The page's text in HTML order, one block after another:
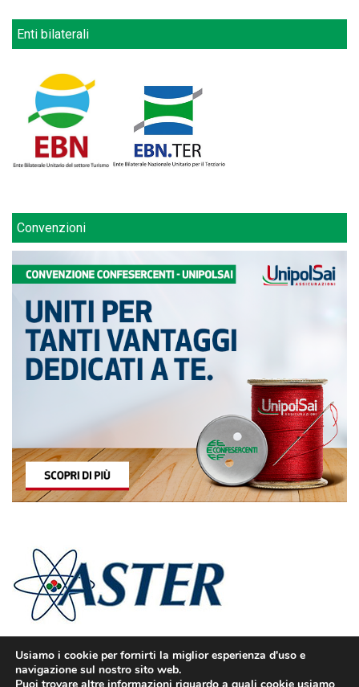
Enti bilaterali
Convenzioni
Usiamo i cookie per fornirti la miglior esperienza d'uso e
navigazione sul nostro sito web.